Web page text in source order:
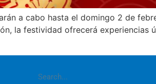
a cabo hasta el domingo 2 de
la festividad ofrecerá experiencias